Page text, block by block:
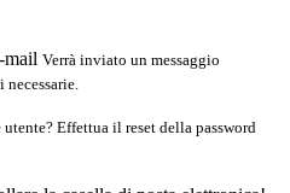
mail Verrà inviato un messaggio
Effettua il reset della password